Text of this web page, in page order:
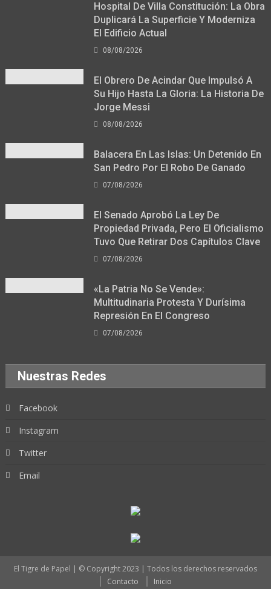
Hospital De Villa Constitución: La Obra
Duplicará La Superficie Y Moderniza
El Edificio Actual
08/08/2026
El Obrero De Acindar Que Impulsó A
Su Hijo Hasta La Gloria: La Historia De
Jorge Messi
08/08/2026
Balacera En Las Islas: Un Detenido En
San Pedro Por El Robo De Ganado
07/08/2026
El Senado Aprobó La Ley De
Propiedad Privada, Pero El Oficialismo
Tuvo Que Retirar Dos Capítulos Clave
07/08/2026
«La Patria No Se Vende»:
Multitudinaria Protesta Y Durísima
Represión En El Congreso
07/08/2026
Nuestras Redes
Facebook
Instagram
Twitter
Email
El Tigre de Papel | © Copyright 2023 | Todos los derechos reservados
Contacto
Inicio